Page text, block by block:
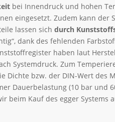
bei Innendruck und hohen
eingesetzt. Zudem kann der
lassen sichdurch
dank des fehlenden
haben laut
Systemdruck. Zum
Dichte bzw. der DIN-Wert des
Dauerbelastung (10 bar und
beim Kauf des egger Systems